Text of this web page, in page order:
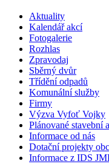
Aktuality
Kalendář akcí
Fotogalerie
Rozhlas
Zpravodaj
Sběrný dvůr
Třídění odpadů
Komunální služby
Firmy
Výzva Vyfoť Vojky
Plánované stavební
Informace od nás
Dotační projekty
Informace z IDS